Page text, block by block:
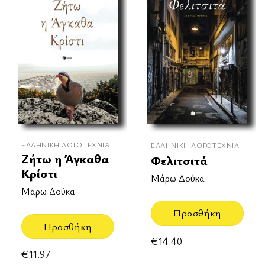
ΕΛΛΗΝΙΚΉ ΛΟΓΟΤΕΧΝΊΑ
Ζήτω η Άγκαθα
Κρίστι
Μάρω Δούκα
Προσθήκη
€11.97
ΕΛΛΗΝΙΚΉ ΛΟΓΟΤΕΧΝΊΑ
Φελιτσιτά
Μάρω Δούκα
Προσθήκη
€14.40